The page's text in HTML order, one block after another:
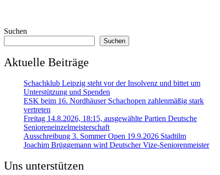
Suchen
Suchen
Aktuelle Beiträge
Schachklub Leipzig steht vor der Insolvenz und bittet um
Unterstützung und Spenden
ESK beim 16. Nordhäuser Schachopen zahlenmäßig stark
vertreten
Freitag 14.8.2026, 18:15, ausgewählte Partien Deutsche
Senioreneinzelmeisterschaft
Ausschreibung 3. Sommer Open 19.9.2026 Stadtilm
Joachim Brüggemann wird Deutscher Vize-Seniorenmeister
Uns unterstützen